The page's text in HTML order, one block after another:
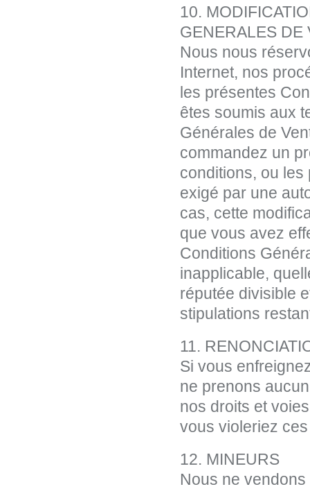
10.
GENERALES DE
Nous nous
Internet, nos
les présentes
êtes soumis aux
Générales de
commandez un
conditions, ou
exigé par une
cas, cette
que vous avez
Conditions
inapplicable,
réputée divisible
stipulations
11.
Si vous
ne prenons
nos droits et
vous violeriez
12. MINEURS
Nous ne